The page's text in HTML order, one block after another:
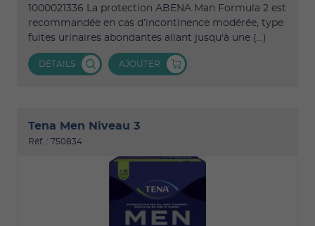
1000021336 La protection ABENA Man Formula 2 est
recommandée en cas d’incontinence modérée, type
fuites urinaires abondantes allant jusqu'à une (...)
DÉTAILS AJOUTER
Tena Men Niveau 3
Réf. : 750834